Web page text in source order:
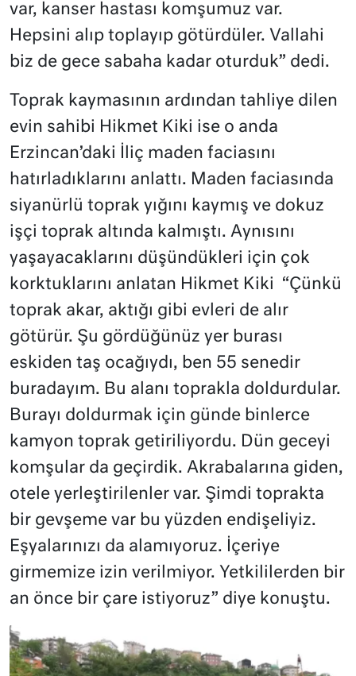
var, kanser hastası komşumuz var.
Hepsini alıp toplayıp götürdüler. Vallahi
biz de gece sabaha kadar oturduk” dedi.
Toprak kaymasının ardından tahliye dilen
evin sahibi Hikmet Kiki ise o anda
Erzincan’daki İliç maden faciasını
hatırladıklarını anlattı. Maden faciasında
siyanürlü toprak yığını kaymış ve dokuz
işçi toprak altında kalmıştı. Aynısını
yaşayacaklarını düşündükleri için çok
korktuklarını anlatan Hikmet Kiki “Çünkü
toprak akar, aktığı gibi evleri de alır
götürür. Şu gördüğünüz yer burası
eskiden taş ocağıydı, ben 55 senedir
buradayım. Bu alanı toprakla doldurdular.
Burayı doldurmak için günde binlerce
kamyon toprak getiriliyordu. Dün geceyi
komşular da geçirdik. Akrabalarına giden,
otele yerleştirilenler var. Şimdi toprakta
bir gevşeme var bu yüzden endişeliyiz.
Eşyalarınızı da alamıyoruz. İçeriye
girmemize izin verilmiyor. Yetkililerden bir
an önce bir çare istiyoruz” diye konuştu.